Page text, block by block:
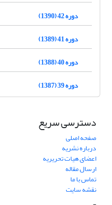
دوره 42 (1390)
دوره 41 (1389)
دوره 40 (1388)
دوره 39 (1387)
دسترسی سریع
صفحه اصلی
درباره نشریه
اعضای هیات تحریریه
ارسال مقاله
تماس با ما
نقشه سایت